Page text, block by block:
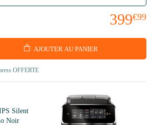
399€99
AJOUTER AU PANIER
OFFERTE
Silent
Noir